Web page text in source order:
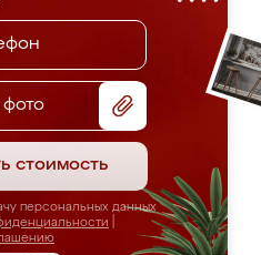
фото
стоимость
персональных данных